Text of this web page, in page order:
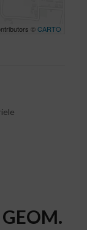
©CARTO